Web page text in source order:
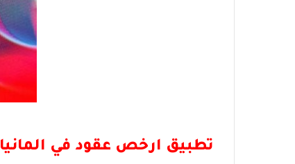
تطبيق ارخص عقود في المانيا CHECK 24